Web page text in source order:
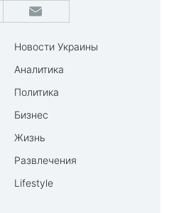
Новости Украины
Аналитика
Политика
Бизнес
Жизнь
Развлечения
Lifestyle